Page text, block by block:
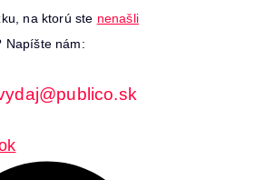
na ktorú ste nenašli
Napíšte nám: